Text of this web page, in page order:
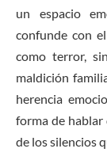
un espacio
confunde con
como terror,
maldición
herencia
forma de hablar
de los silencios